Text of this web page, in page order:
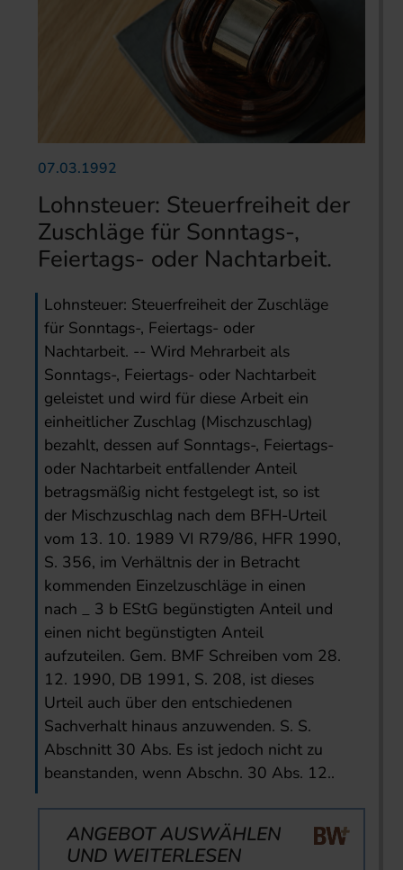
07.03.1992
Lohnsteuer: Steuerfreiheit der
Zuschläge für Sonntags-,
Feiertags- oder Nachtarbeit.
Lohnsteuer: Steuerfreiheit der Zuschläge
für Sonntags-, Feiertags- oder
Nachtarbeit. -- Wird Mehrarbeit als
Sonntags-, Feiertags- oder Nachtarbeit
geleistet und wird für diese Arbeit ein
einheitlicher Zuschlag (Mischzuschlag)
bezahlt, dessen auf Sonntags-, Feiertags-
oder Nachtarbeit entfallender Anteil
betragsmäßig nicht festgelegt ist, so ist
der Mischzuschlag nach dem BFH-Urteil
vom 13. 10. 1989 VI R79/86, HFR 1990,
S. 356, im Verhältnis der in Betracht
kommenden Einzelzuschläge in einen
nach _ 3 b EStG begünstigten Anteil und
einen nicht begünstigten Anteil
aufzuteilen. Gem. BMF Schreiben vom 28.
12. 1990, DB 1991, S. 208, ist dieses
Urteil auch über den entschiedenen
Sachverhalt hinaus anzuwenden. S. S.
Abschnitt 30 Abs. Es ist jedoch nicht zu
beanstanden, wenn Abschn. 30 Abs. 12..
ANGEBOT AUSWÄHLEN
UND WEITERLESEN